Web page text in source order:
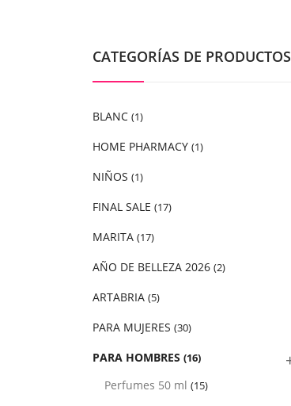
CATEGORÍAS DE PRODUCTOS
BLANC (1)
HOME PHARMACY (1)
NIÑOS (1)
FINAL SALE (17)
MARITA (17)
AÑO DE BELLEZA 2026 (2)
ARTABRIA (5)
PARA MUJERES (30)
PARA HOMBRES (16)
Perfumes 50 ml (15)